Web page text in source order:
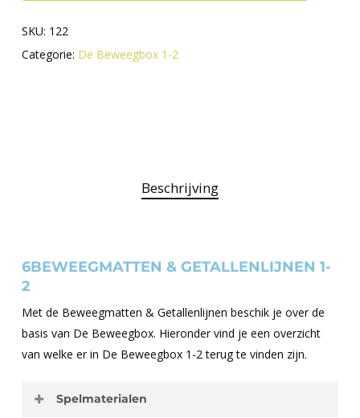
SKU: 122
Categorie: De Beweegbox 1-2
Beschrijving
6BEWEEGMATTEN & GETALLENLIJNEN 1-
2
Met de Beweegmatten & Getallenlijnen beschik je over de
basis van De Beweegbox. Hieronder vind je een overzicht
van welke er in De Beweegbox 1-2 terug te vinden zijn.
Spelmaterialen